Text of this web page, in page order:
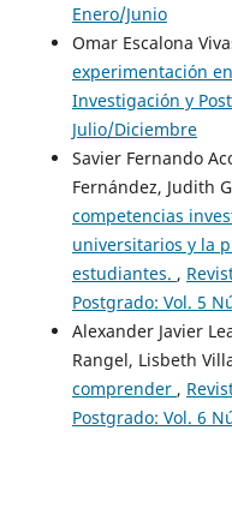
Enero/Junio
Omar Escalona
experimentación
Investigación y
Julio/Diciembre
Savier Fernando
Fernández, Judith
competencias
universitarios y la
estudiantes. ,
Postgrado: Vol. 5
Alexander Javier
Rangel, Lisbeth
comprender ,
Postgrado: Vol. 6